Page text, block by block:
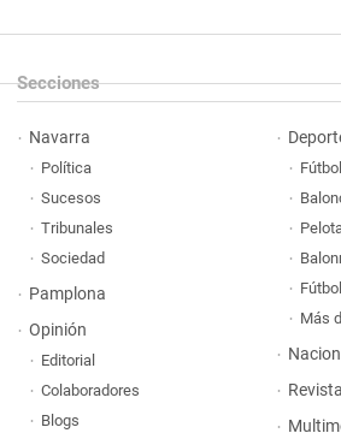
Secciones
Navarra
Política
Sucesos
Tribunales
Sociedad
Pamplona
Opinión
Editorial
Colaboradores
Blogs
Fútbol
Más
Revista